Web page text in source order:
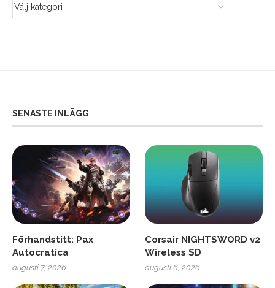
SENASTE INLÄGG
Förhandstitt: Pax
Autocratica
augusti 7, 2026
Corsair NIGHTSWORD v2
Wireless SD
augusti 6, 2026